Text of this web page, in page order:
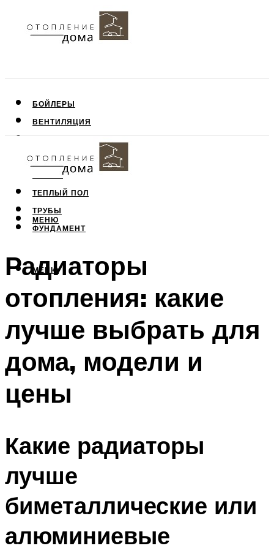
БОЙЛЕРЫ
ВЕНТИЛЯЦИЯ
ПОТОЛОК
СТЕНЫ
ТЕПЛЫЙ ПОЛ
ТРУБЫ
ФУНДАМЕНТ
МЕНЮ
МЕНЮ
Радиаторы
отопления: какие
лучше выбрать для
дома, модели и
цены
Какие радиаторы
лучше
биметаллические или
алюминиевые